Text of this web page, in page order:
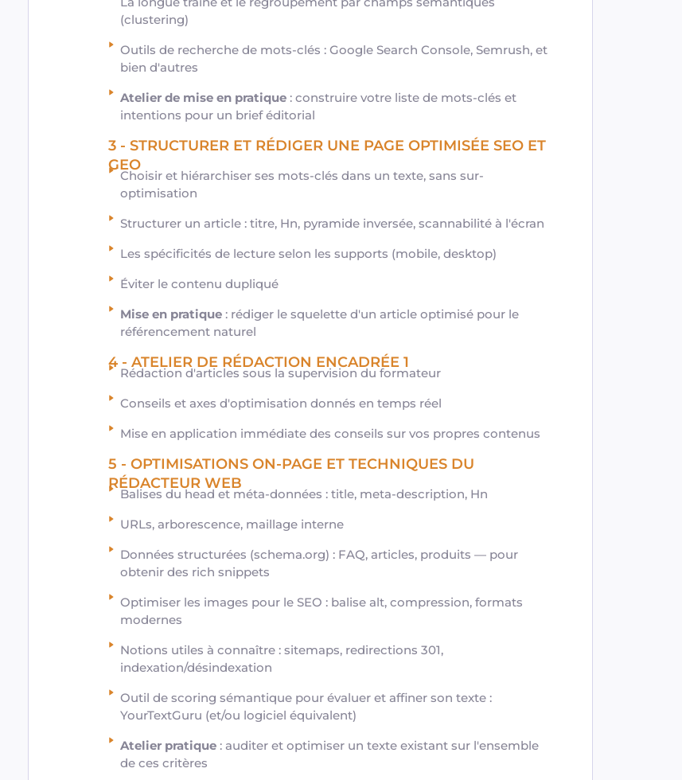
(clustering)
Outils de recherche de mots-clés : Google Search Console, Semrush, et
bien d'autres
Atelier de mise en pratique : construire votre liste de mots-clés et
intentions pour un brief éditorial
3 - STRUCTURER ET RÉDIGER UNE PAGE OPTIMISÉE SEO ET
GEO
Choisir et hiérarchiser ses mots-clés dans un texte, sans sur-
optimisation
Structurer un article : titre, Hn, pyramide inversée, scannabilité à l'écran
Les spécificités de lecture selon les supports (mobile, desktop)
Éviter le contenu dupliqué
Mise en pratique : rédiger le squelette d'un article optimisé pour le
référencement naturel
4 - ATELIER DE RÉDACTION ENCADRÉE 1
Rédaction d'articles sous la supervision du formateur
Conseils et axes d'optimisation donnés en temps réel
Mise en application immédiate des conseils sur vos propres contenus
5 - OPTIMISATIONS ON-PAGE ET TECHNIQUES DU
RÉDACTEUR WEB
Balises du head et méta-données : title, meta-description, Hn
URLs, arborescence, maillage interne
Données structurées (schema.org) : FAQ, articles, produits — pour
obtenir des rich snippets
Optimiser les images pour le SEO : balise alt, compression, formats
modernes
Notions utiles à connaître : sitemaps, redirections 301,
indexation/désindexation
Outil de scoring sémantique pour évaluer et affiner son texte :
YourTextGuru (et/ou logiciel équivalent)
Atelier pratique : auditer et optimiser un texte existant sur l'ensemble
de ces critères